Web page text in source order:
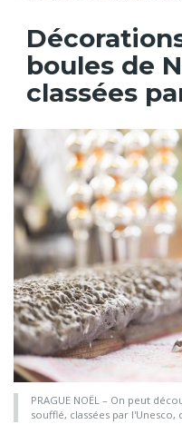
boules de
classées
PRAGUE NOËL – On peut
soufflé, classées par l'Unesco,